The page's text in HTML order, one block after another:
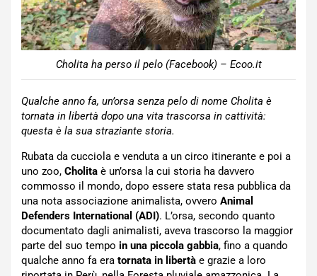
Cholita ha perso il pelo (Facebook) – Ecoo.it
Qualche anno fa, un’orsa senza pelo di nome Cholita è
tornata in libertà dopo una vita trascorsa in cattività:
questa è la sua straziante storia.
Rubata da cucciola e venduta a un circo itinerante e poi a
uno zoo, Cholita è un’orsa la cui storia ha davvero
commosso il mondo, dopo essere stata resa pubblica da
una nota associazione animalista, ovvero Animal
Defenders International (ADI). L’orsa, secondo quanto
documentato dagli animalisti, aveva trascorso la maggior
parte del suo tempo in una piccola gabbia, fino a quando
qualche anno fa era tornata in libertà e grazie a loro